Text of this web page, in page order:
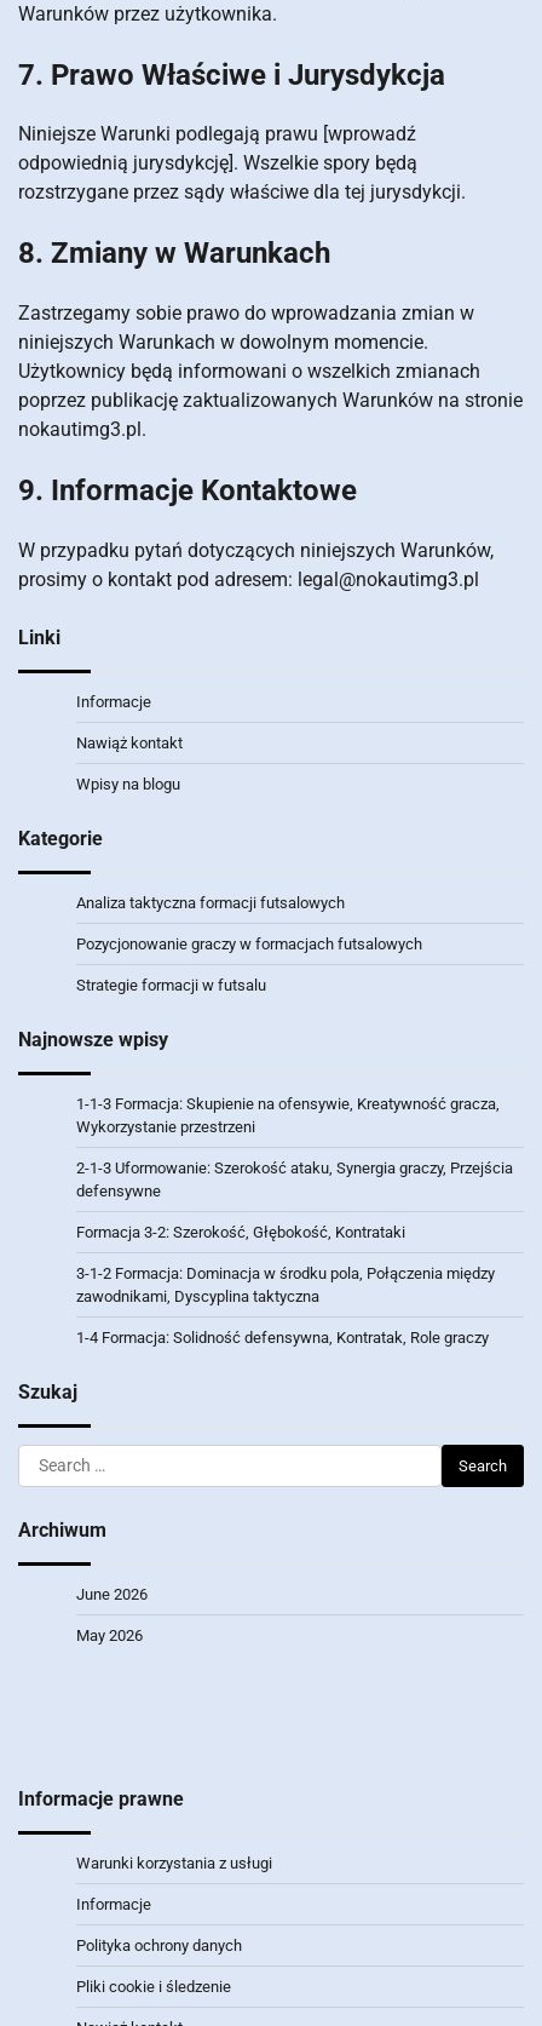
Warunków przez użytkownika.
7. Prawo Właściwe i Jurysdykcja
Niniejsze Warunki podlegają prawu [wprowadź
odpowiednią jurysdykcję]. Wszelkie spory będą
rozstrzygane przez sądy właściwe dla tej jurysdykcji.
8. Zmiany w Warunkach
Zastrzegamy sobie prawo do wprowadzania zmian w
niniejszych Warunkach w dowolnym momencie.
Użytkownicy będą informowani o wszelkich zmianach
poprzez publikację zaktualizowanych Warunków na stronie
nokautimg3.pl.
9. Informacje Kontaktowe
W przypadku pytań dotyczących niniejszych Warunków,
prosimy o kontakt pod adresem: legal@nokautimg3.pl
Linki
Informacje
Nawiąż kontakt
Wpisy na blogu
Kategorie
Analiza taktyczna formacji futsalowych
Pozycjonowanie graczy w formacjach futsalowych
Strategie formacji w futsalu
Najnowsze wpisy
1-1-3 Formacja: Skupienie na ofensywie, Kreatywność gracza,
Wykorzystanie przestrzeni
2-1-3 Uformowanie: Szerokość ataku, Synergia graczy, Przejścia
defensywne
Formacja 3-2: Szerokość, Głębokość, Kontrataki
3-1-2 Formacja: Dominacja w środku pola, Połączenia między
zawodnikami, Dyscyplina taktyczna
1-4 Formacja: Solidność defensywna, Kontratak, Role graczy
Szukaj
Search
for:
Archiwum
June 2026
May 2026
Informacje prawne
Warunki korzystania z usługi
Informacje
Polityka ochrony danych
Pliki cookie i śledzenie